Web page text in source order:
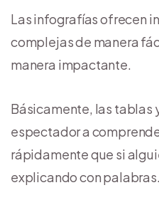
Las infografías ofrecen
complejas de manera
manera impactante.
Básicamente, las tablas
espectador a
rápidamente que si
explicando con palabras.